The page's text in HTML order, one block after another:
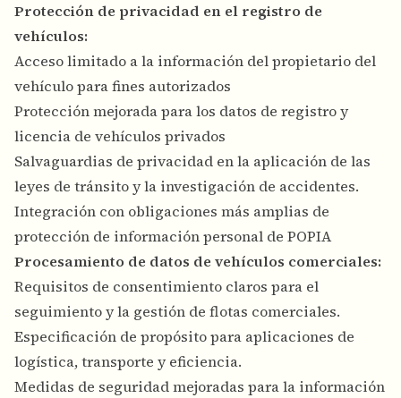
Protección de privacidad en el registro de
vehículos:
Acceso limitado a la información del propietario del
vehículo para fines autorizados
Protección mejorada para los datos de registro y
licencia de vehículos privados
Salvaguardias de privacidad en la aplicación de las
leyes de tránsito y la investigación de accidentes.
Integración con obligaciones más amplias de
protección de información personal de POPIA
Procesamiento de datos de vehículos comerciales:
Requisitos de consentimiento claros para el
seguimiento y la gestión de flotas comerciales.
Especificación de propósito para aplicaciones de
logística, transporte y eficiencia.
Medidas de seguridad mejoradas para la información